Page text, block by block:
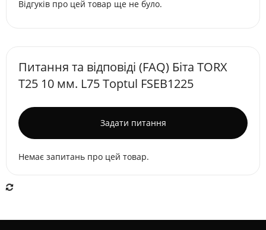
Відгуків про цей товар ще не було.
Питання та відповіді (FAQ) Біта TORX
T25 10 мм. L75 Toptul FSEB1225
Задати питання
Немає запитань про цей товар.